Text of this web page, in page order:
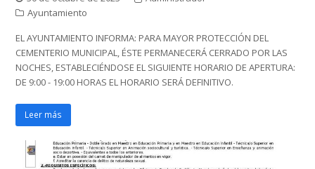
Ayuntamiento
EL AYUNTAMIENTO INFORMA: PARA MAYOR PROTECCIÓN DEL
CEMENTERIO MUNICIPAL, ÉSTE PERMANECERÁ CERRADO POR LAS
NOCHES, ESTABLECIÉNDOSE EL SIGUIENTE HORARIO DE APERTURA:
DE 9:00 - 19:00 HORAS EL HORARIO SERÁ DEFINITIVO.
Leer más